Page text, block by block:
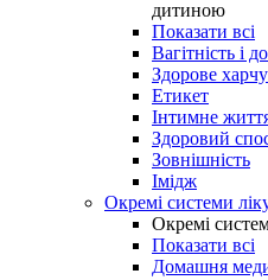
дитиною
Показати всі
Вагітність і
Здорове
Етикет
Інтимне
Здоровий
Зовнішність
Імідж
Окремі системи
Окремі
Показати всі
Домашня